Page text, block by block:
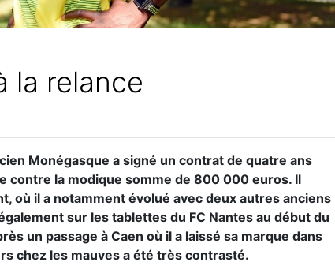
la relance
Monégasque a signé un contrat de quatre ans
contre la modique somme de 800 000 euros. Il
où il a notamment évolué avec deux autres anciens
sur les tablettes du FC Nantes au début du
un passage à Caen où il a laissé sa marque dans
chez les mauves a été très contrasté.